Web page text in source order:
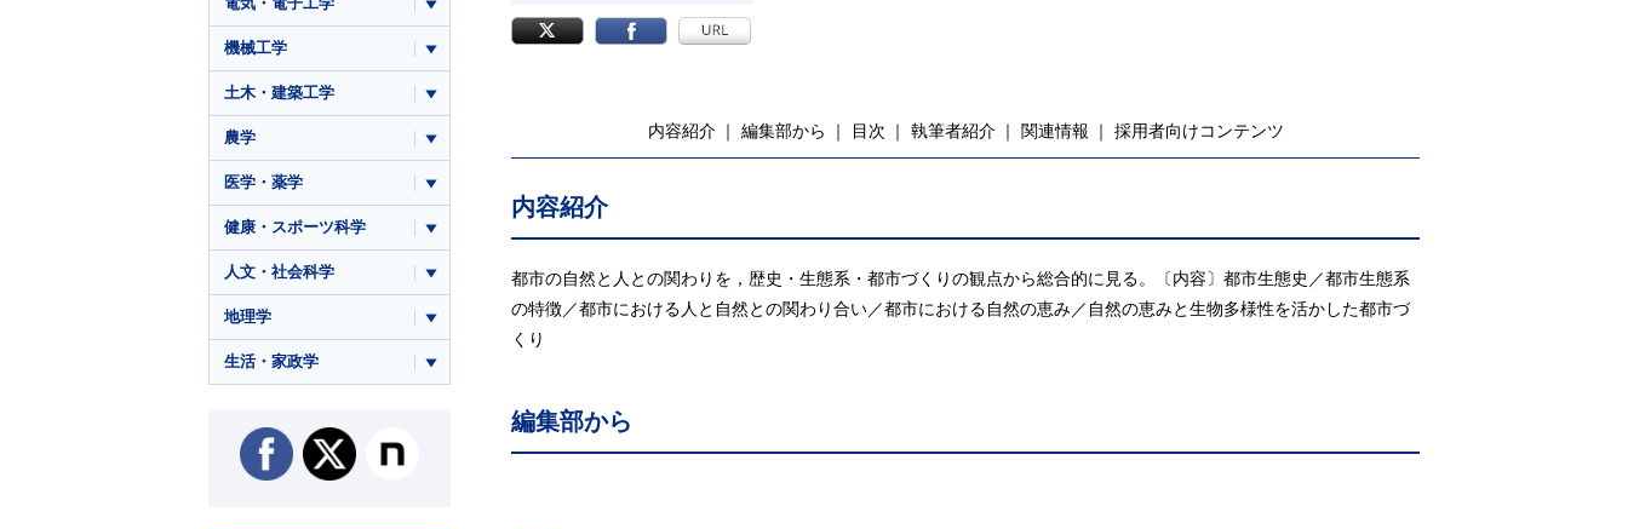
内容紹介 編集部から 目次 執筆者紹介 関連情報 採用者向けコンテンツ
内容紹介
都市の自然と人との関わりを，歴史・生態系・都市づくりの観点から総合的に見る。〔内容〕都市生態史／都市生態系
の特徴／都市における人と自然との関わり合い／都市における自然の恵み／自然の恵みと生物多様性を活かした都市づ
くり
編集部から
機械工学
土木・建築工学
農学
医学・薬学
健康・スポーツ科学
人文・社会科学
地理学
生活・家政学